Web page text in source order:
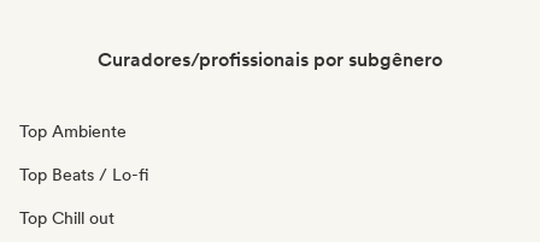
Curadores/profissionais por subgênero
Top Ambiente
Top Beats / Lo-fi
Top Chill out